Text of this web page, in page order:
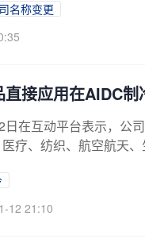
名称变更
接应用在AIDC制
在互动平台表示，公
疗、纺织、航空航天
12 21:10